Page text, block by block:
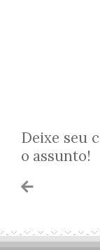
Deixe seu
o assunto!